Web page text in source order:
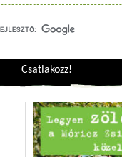
Csatlakozz!